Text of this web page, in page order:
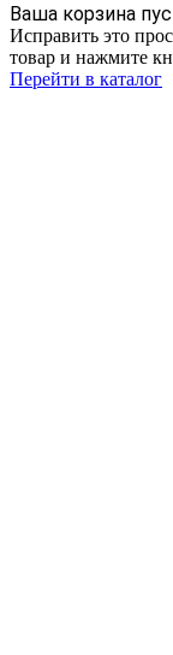
Ваша корзина
Исправить это
товар и нажмите
Перейти в каталог